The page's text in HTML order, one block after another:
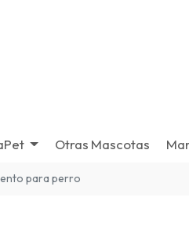
Otras Mascotas
para perro